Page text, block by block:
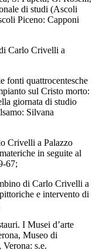
di studi (Ascoli
Piceno: Capponi
Carlo Crivelli a
fonti quattrocentesche
sul Cristo morto:
giornata di studio
Silvana
Crivelli a Palazzo
in seguite al
67;
di Carlo Crivelli a
e intervento di
I Musei d’arte
Museo di
s.e.